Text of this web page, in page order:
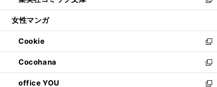
開
ウ
開
く
ン
ウ
で
開
く
ウ
ン
ド
ウ
で
開
く
し
ウ
ィ
ン
ド
ウ
で
女性マンガ
Cookie
新
し
い
ウ
ィ
Cocohana
新
し
い
office YOU
新